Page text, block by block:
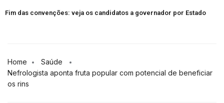
Fim das convenções: veja os candidatos a governador por Estado
Home
Saúde
Nefrologista aponta fruta popular com potencial de beneficiar
os rins